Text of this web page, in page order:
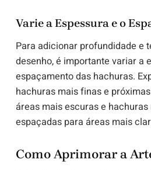
Varie a Espessura e o
Para adicionar profundidade e
desenho, é importante variar a
espaçamento das hachuras.
hachuras mais finas e
áreas mais escuras e
espaçadas para áreas mais
Como Aprimorar a